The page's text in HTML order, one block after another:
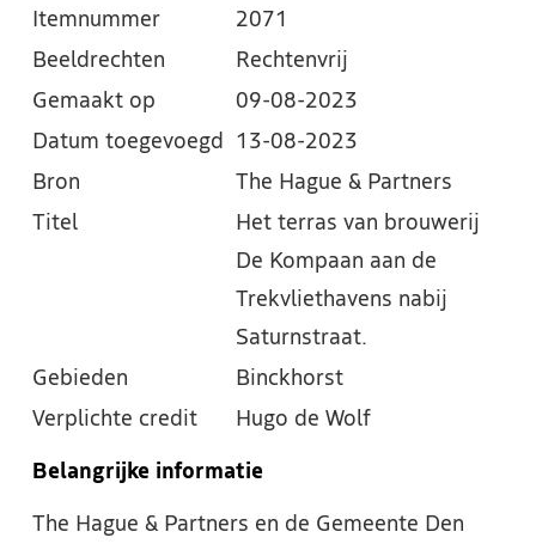
Itemnummer
2071
Beeldrechten
Rechtenvrij
Gemaakt op
09-08-2023
Datum toegevoegd
13-08-2023
Bron
The Hague & Partners
Titel
Het terras van brouwerij
De Kompaan aan de
Trekvliethavens nabij
Saturnstraat.
Gebieden
Binckhorst
Verplichte credit
Hugo de Wolf
Belangrijke informatie
The Hague & Partners en de Gemeente Den